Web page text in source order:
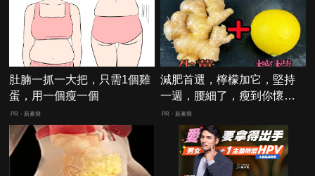
肚腩一抓一大把，只需1個雞
蛋，用一個瘦一個
PR・新素簡
減肥首選，檸檬加它，堅持
一週，腰細了，瘦到你懷疑
人生
PR・新素簡